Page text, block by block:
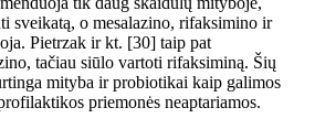
sveikatą, o mesalazino, rifaksimino ir
Pietrzak ir kt. [30] taip pat
tačiau siūlo vartoti rifaksiminą. Šių
mityba ir probiotikai kaip galimos
priemonės neaptariamos.